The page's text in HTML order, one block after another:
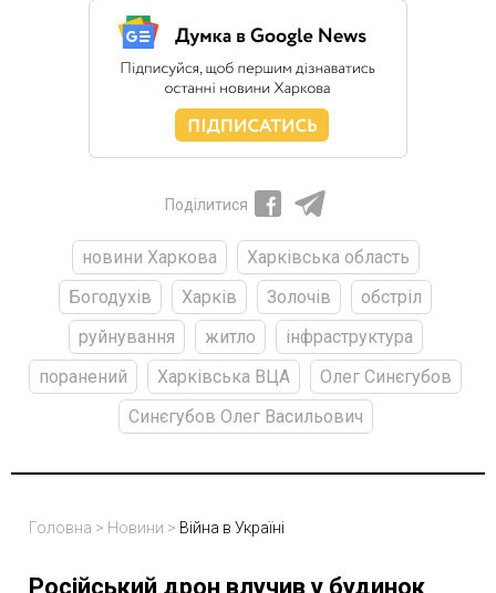
Поділитися
новини Харкова
Харківська область
Богодухів
Харків Золочів
обстріл
руйнування
житло
інфраструктура
поранений
Харківська ВЦА
Олег Синєгубов
Синєгубов Олег Васильович
Головна > Новини > Війна в Україні
Російський дрон влучив у будинок